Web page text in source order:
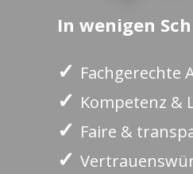
In wenigen
✓ Fachgerechte
✓ Kompetenz &
✓ Faire &
✓